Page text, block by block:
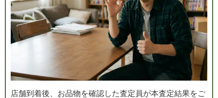
店舗到着後、お品物を確認した査定員が本査定結果をご